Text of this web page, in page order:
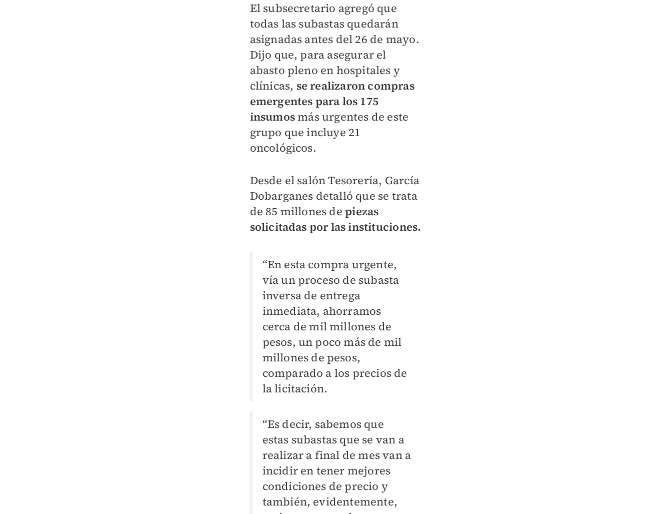
El subsecretario agregó que
todas las subastas quedarán
asignadas antes del 26 de mayo.
Dijo que, para asegurar el
abasto pleno en hospitales y
clínicas, se realizaron compras
emergentes para los 175
insumosmás urgentes de este
grupo que incluye 21
oncológicos.
Desde el salón Tesorería, García
Dobarganes detalló que se trata
de 85 millones depiezas
solicitadas por las instituciones.
“En esta compra urgente,
vía un proceso de subasta
inversa de entrega
inmediata, ahorramos
cerca de mil millones de
pesos, un poco más de mil
millones de pesos,
comparado a los precios de
la licitación.
“Es decir, sabemos que
estas subastas que se van a
realizar a final de mes van a
incidir en tener mejores
condiciones de precio y
también, evidentemente,